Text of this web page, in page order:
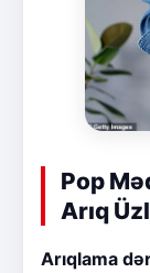
Pop
Arıq
Arıqlama